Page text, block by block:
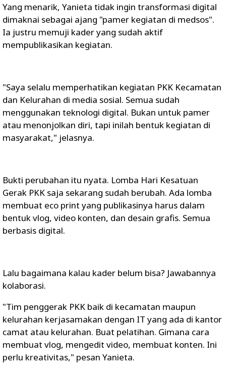
Yang menarik, Yanieta tidak ingin transformasi digital
dimaknai sebagai ajang "pamer kegiatan di medsos".
Ia justru memuji kader yang sudah aktif
mempublikasikan kegiatan.
"Saya selalu memperhatikan kegiatan PKK Kecamatan
dan Kelurahan di media sosial. Semua sudah
menggunakan teknologi digital. Bukan untuk pamer
atau menonjolkan diri, tapi inilah bentuk kegiatan di
masyarakat," jelasnya.
Bukti perubahan itu nyata. Lomba Hari Kesatuan
Gerak PKK saja sekarang sudah berubah. Ada lomba
membuat eco print yang publikasinya harus dalam
bentuk vlog, video konten, dan desain grafis. Semua
berbasis digital.
Lalu bagaimana kalau kader belum bisa? Jawabannya
kolaborasi.
"Tim penggerak PKK baik di kecamatan maupun
kelurahan kerjasamakan dengan IT yang ada di kantor
camat atau kelurahan. Buat pelatihan. Gimana cara
membuat vlog, mengedit video, membuat konten. Ini
perlu kreativitas," pesan Yanieta.